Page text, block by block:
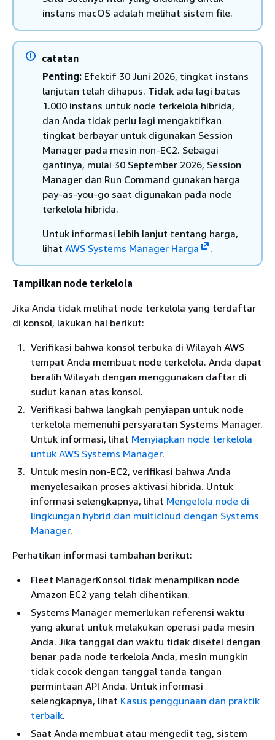
instans macOS adalah melihat sistem file.
catatan
Penting: Efektif 30 Juni 2026, tingkat instans
lanjutan telah dihapus. Tidak ada lagi batas
1.000 instans untuk node terkelola hibrida,
dan Anda tidak perlu lagi mengaktifkan
tingkat berbayar untuk digunakan Session
Manager pada mesin non-EC2. Sebagai
gantinya, mulai 30 September 2026, Session
Manager dan Run Command gunakan harga
pay-as-you-go saat digunakan pada node
terkelola hibrida.
Untuk informasi lebih lanjut tentang harga,
lihat AWS Systems Manager Harga .
Tampilkan node terkelola
Jika Anda tidak melihat node terkelola yang terdaftar
di konsol, lakukan hal berikut:
Verifikasi bahwa konsol terbuka di Wilayah AWS
tempat Anda membuat node terkelola. Anda dapat
beralih Wilayah dengan menggunakan daftar di
sudut kanan atas konsol.
Verifikasi bahwa langkah penyiapan untuk node
terkelola memenuhi persyaratan Systems Manager.
Untuk informasi, lihat Menyiapkan node terkelola
untuk AWS Systems Manager.
Untuk mesin non-EC2, verifikasi bahwa Anda
menyelesaikan proses aktivasi hibrida. Untuk
informasi selengkapnya, lihat Mengelola node di
lingkungan hybrid dan multicloud dengan Systems
Manager.
Perhatikan informasi tambahan berikut:
Fleet ManagerKonsol tidak menampilkan node
Amazon EC2 yang telah dihentikan.
Systems Manager memerlukan referensi waktu
yang akurat untuk melakukan operasi pada mesin
Anda. Jika tanggal dan waktu tidak disetel dengan
benar pada node terkelola Anda, mesin mungkin
tidak cocok dengan tanggal tanda tangan
permintaan API Anda. Untuk informasi
selengkapnya, lihat Kasus penggunaan dan praktik
terbaik.
Saat Anda membuat atau mengedit tag, sistem